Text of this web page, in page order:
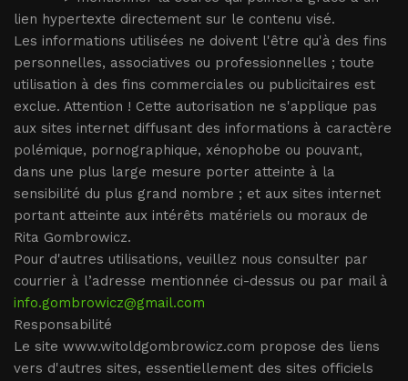
lien hypertexte directement sur le contenu visé.
Les informations utilisées ne doivent l'être qu'à des fins
personnelles, associatives ou professionnelles ; toute
utilisation à des fins commerciales ou publicitaires est
exclue. Attention ! Cette autorisation ne s'applique pas
aux sites internet diffusant des informations à caractère
polémique, pornographique, xénophobe ou pouvant,
dans une plus large mesure porter atteinte à la
sensibilité du plus grand nombre ; et aux sites internet
portant atteinte aux intérêts matériels ou moraux de
Rita Gombrowicz.
Pour d'autres utilisations, veuillez nous consulter par
courrier à l’adresse mentionnée ci-dessus ou par mail à
info.gombrowicz@gmail.com
Responsabilité
Le site www.witoldgombrowicz.com propose des liens
vers d'autres sites, essentiellement des sites officiels